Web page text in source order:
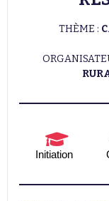
THÈME :
Initiation